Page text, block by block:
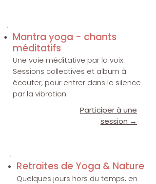
Mantra yoga​ - chants
méditatifs
Une voie méditative par la voix.
Sessions collectives et album à
écouter, pour entrer dans le silence
par la vibration.
Participer à une
session →
Retraites de Yoga & Nature​​
Quelques jours hors du temps, en